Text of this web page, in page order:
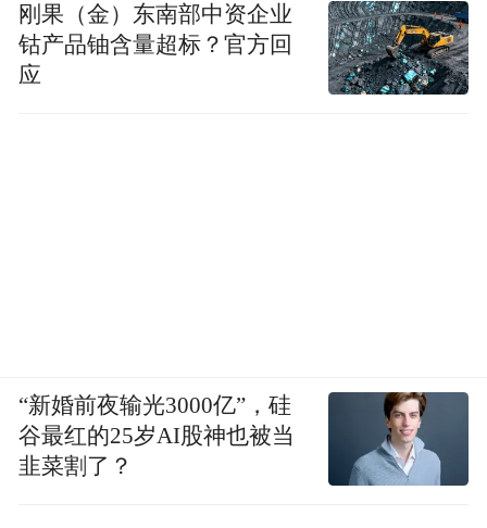
刚果（金）东南部中资企业
钴产品铀含量超标？官方回
应
“新婚前夜输光3000亿”，硅
谷最红的25岁AI股神也被当
韭菜割了？